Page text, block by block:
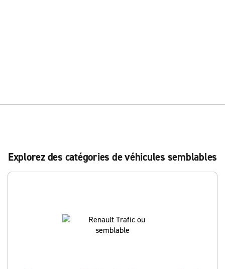
Explorez des catégories de véhicules semblables